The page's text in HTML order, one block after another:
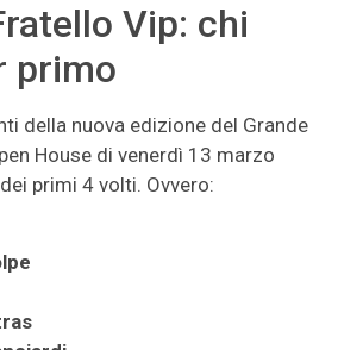
Vip: chi
primo
della nuova edizione del Grande
House di venerdì 13 marzo
primi 4 volti. Ovvero: